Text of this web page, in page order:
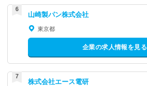
山崎製パン株式会社
東京都
企業の求人情報を見る
株式会社エース電研